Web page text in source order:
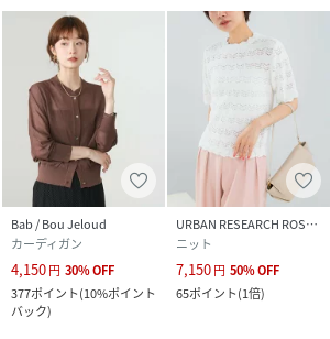
レディース
綿57%,麻22%,ナイロン21%
Free
Bab / Bou Jeloud
カーディガン
4,150円 30%OFF
377ポイント(10%ポイント
バック)
URBAN RESEARCH ROSSO
ニット
7,150円 50%OFF
65ポイント(1倍)